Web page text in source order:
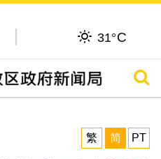
31°C
搜寻
繁
简 PT